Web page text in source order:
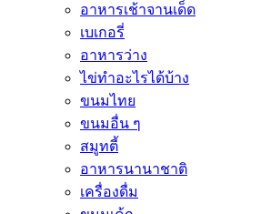
อาหารเช้าจานเด็ด
เบเกอรี่
อาหารว่าง
ไข่ทำอะไรได้บ้าง
ขนมไทย
ขนมอื่น ๆ
สมูทตี้
อาหารนานาชาติ
เครื่องดื่ม